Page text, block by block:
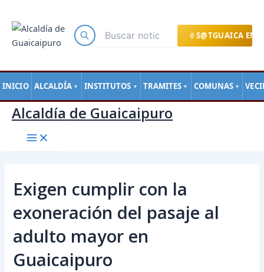
S@TGUAICA EN
INICIO ALCALDÍA ▼ INSTITUTOS ▼ TRAMITES ▼ COMUNAS ▼
contenido
Alcaldía de Guaicaipuro
Exigen cumplir con la
exoneración del pasaje al
adulto mayor en
Guaicaipuro
de
entradas